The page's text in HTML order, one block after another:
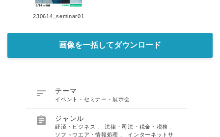
230614_seminar01
画像を一括してダウンロード
 テーマ
イベント・セミナー・展示会
 ジャンル
経済・ビジネス 、法律・司法・税金・税務
ソフトウエア・情報処理
インターネットサ